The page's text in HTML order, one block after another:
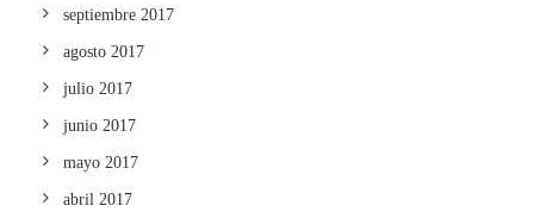
septiembre 2017
agosto 2017
julio 2017
junio 2017
mayo 2017
abril 2017